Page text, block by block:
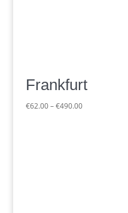
Frankfurt
€62.00 –€490.00Preisspanne: